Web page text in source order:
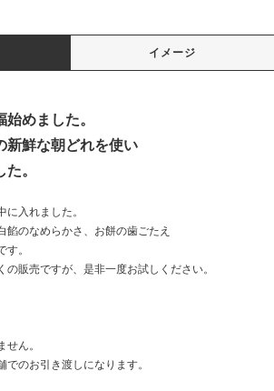
イメージ
めました。
新鮮な朝どれを使い
。
に入れました。
餡のなめらかさ、お餅の歯ごたえ
。
販売ですが、是非一度お試しください。
ん。
のお引き渡しになります。